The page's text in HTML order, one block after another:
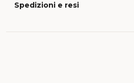
Spedizioni e resi